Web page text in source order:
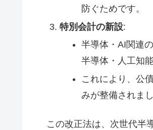
防ぐためです。
特別会計の新設:
半導体・AI関連
半導体・人工知
これにより、公
みが整備されまし
この改正法は、次世代半